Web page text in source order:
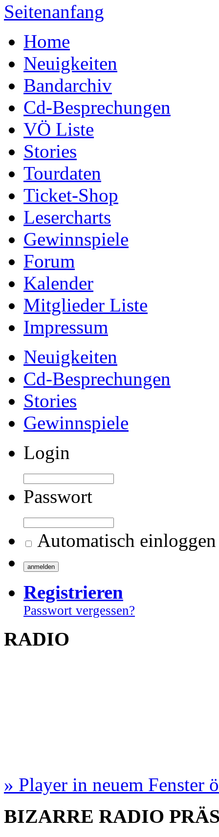
Seitenanfang
Home
Neuigkeiten
Bandarchiv
Cd-Besprechungen
VÖ Liste
Stories
Tourdaten
Ticket-Shop
Lesercharts
Gewinnspiele
Forum
Kalender
Mitglieder Liste
Impressum
Neuigkeiten
Cd-Besprechungen
Stories
Gewinnspiele
Login
Passwort
Automatisch einloggen
Registrieren
Passwort vergessen?
RADIO
» Player in neuem Fenster
BIZARRE RADIO